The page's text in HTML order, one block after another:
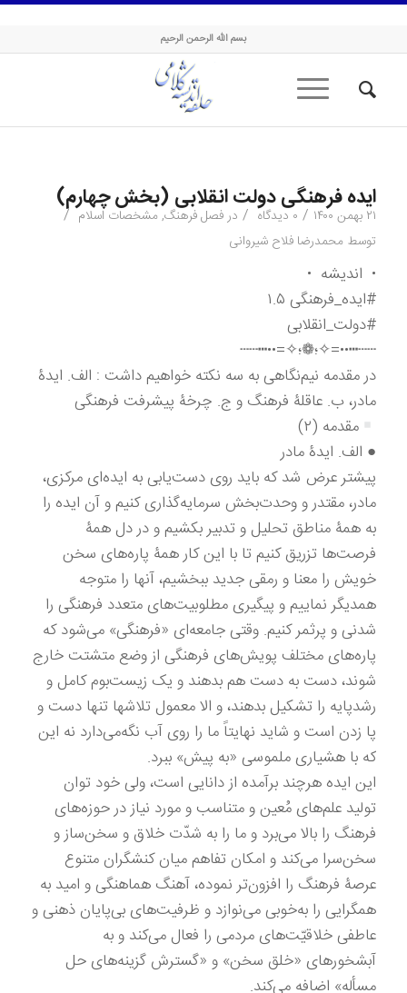
حلقه اندیشه کلامی
بسم الله الرحمن الرحیم
ایده فرهنگی دولت انقلابی (بخش چهارم)
۲۱ بهمن ۱۴۰۰ / ۰ دیدگاه / در فصل فرهنگ, مشخصات اسلام /
توسط محمدرضا فلاح شیروانی
• اندیشه •
#ایده_فرهنگی ۱.۵
#دولت_انقلابی
┄┄┅••=✧؛❁؛✧=••┅┄┄
در مقدمه نیم‌نگاهی به سه نکته خواهیم داشت : الف. ایدۀ
مادر، ب. عاقلۀ فرهنگ و ج. چرخۀ پیشرفت فرهنگی
مقدمه (۲)
● الف. ایدۀ مادر
پیشتر عرض شد که باید روی دست‌یابی به ایده‌ای مرکزی،
مادر، مقتدر و وحدت‌بخش سرمایه‌گذاری کنیم و آن ایده را
به همۀ مناطق تحلیل و تدبیر بکشیم و در دل همۀ
فرصت‌ها تزریق کنیم تا با این کار همۀ پاره‌های سخن
خویش را معنا و رمقی جدید ببخشیم، آنها را متوجه
همدیگر نماییم و پیگیری مطلوبیت‌های متعدد فرهنگی را
شدنی و پرثمر کنیم. وقتی جامعه‌ای «فرهنگی» می‌شود که
پاره‌های مختلف پویش‌های فرهنگی از وضع متشتت خارج
شوند، دست به دست هم بدهند و یک زیست‌بوم کامل و
رشدپایه را تشکیل بدهند، و الا معمول تلاشها تنها دست و
پا زدن است و شاید نهایتاً ما را روی آب نگه‌می‌دارد نه این
که با هشیاری ملموسی «به پیش» ببرد.
این ایده هرچند برآمده از دانایی است، ولی خود توان
تولید علم‌های مُعین و متناسب و مورد نیاز در حوزه‌های
فرهنگ را بالا می‌برد و ما را به شدّت خلاق و سخن‌ساز و
سخن‌سرا می‌کند و امکان تفاهم میان کنشگران متنوع
عرصۀ فرهنگ را افزون‌تر نموده، آهنگ هماهنگی و امید به
همگرایی را به‌خوبی می‌نوازد و ظرفیت‌های بی‌پایان ذهنی و
عاطفی خلاقیّت‌های مردمی را فعال می‌کند و به
آبشخورهای «خلق سخن» و «گسترش گزینه‌های حل
مسأله» اضافه می‌کند.